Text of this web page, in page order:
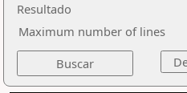
Resultado
Maximum number of lines